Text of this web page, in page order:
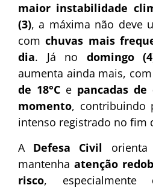
maior instabilidade
(3), a máxima não deve
comchuvas mais
dia. Já no domingo
aumenta ainda mais, com
de 18°C e pancadas
momento, contribuindo
intenso registrado no fim
A Defesa Civil
mantenha atenção
risco,